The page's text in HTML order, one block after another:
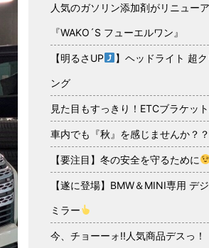
人気のガソリン添加剤がリニューア
『WAKO´S フューエルワン』
【明るさUP 】ヘッドライト 超
ング
見た目もすっきり！ETCブラケット
車内でも『秋』を感じませんか？？
【要注目】冬の安全を守るために
【遂に登場】BMW＆MINI専用 デ
ミラー
今、チョーーォ!!人気商品デスっ！